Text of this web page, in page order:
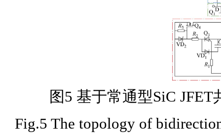
图5 基于常通型SiC
Fig.5 The topology of